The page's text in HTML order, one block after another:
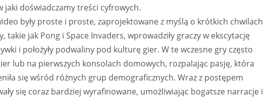
jaki doświadczamy treści cyfrowych.
były proste i proste, zaprojektowane z myślą o krótkich chwilach
takie jak Pong i Space Invaders, wprowadziły graczy w ekscytację
i położyły podwaliny pod kulturę gier. W te wczesne gry często
lub na pierwszych konsolach domowych, rozpalając pasję, która
się wśród różnych grup demograficznych. Wraz z postępem
się coraz bardziej wyrafinowane, umożliwiając bogatsze narracje i